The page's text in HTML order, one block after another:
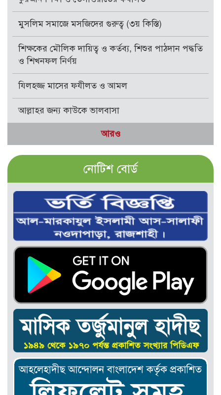
মুসলিম সমাজে মসজিদের গুরুত্ব (৩য় কিস্তি)
শিক্ষকের মৌলিক দায়িত্ব ও কর্তব্য, শিশুর পাঠদান পদ্ধতি
ও শিখনফল নির্ণয়
যিলহজ্জ মাসের ফযীলত ও আমল
আল্লাহর জন্য কাউকে ভালবাসা
আরও
নোটিশ বোর্ড